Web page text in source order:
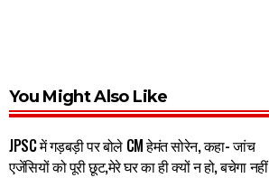
You Might Also Like
JPSC में गड़बड़ी पर बोले CM हेमंत सोरेन, कहा- जांच
एजेंसियों को पूरी छूट,मेरे घर का ही क्यों न हो, बचेगा नहीं